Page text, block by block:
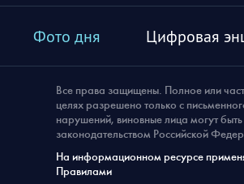
Фото дня Цифровая
Все права защищены. Полное или
целях разрешено только с
нарушений, виновные лица могут быть
законодательством Российской
На информационном ресурсе
Правилами